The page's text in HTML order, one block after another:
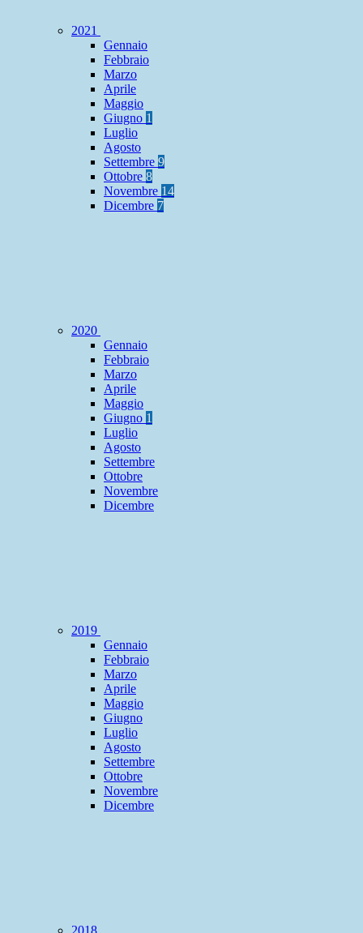
2021
Gennaio
Febbraio
Marzo
Aprile
Maggio
Giugno 1
Luglio
Agosto
Settembre 9
Ottobre 8
Novembre 14
Dicembre 7
2020
Gennaio
Febbraio
Marzo
Aprile
Maggio
Giugno 1
Luglio
Agosto
Settembre
Ottobre
Novembre
Dicembre
2019
Gennaio
Febbraio
Marzo
Aprile
Maggio
Giugno
Luglio
Agosto
Settembre
Ottobre
Novembre
Dicembre